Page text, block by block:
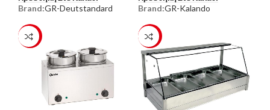
Brand:GR-Deutstandard Brand:GR-Kalando
-23% -23%